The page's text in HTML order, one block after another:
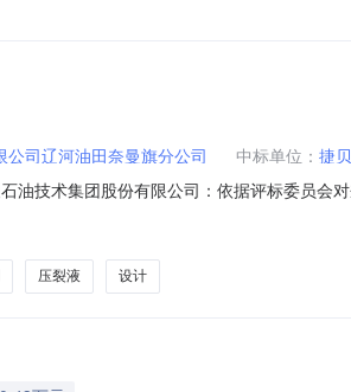
司辽河油田奈曼旗分公司 中标单位： 捷
技术集团股份有限公司：依据评标委员会
等，预计工作量3口井，按合同约定风险
压裂液 设计